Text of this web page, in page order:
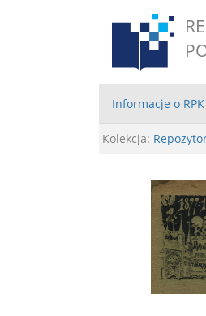
Informacje o RPK
Kolekcja: